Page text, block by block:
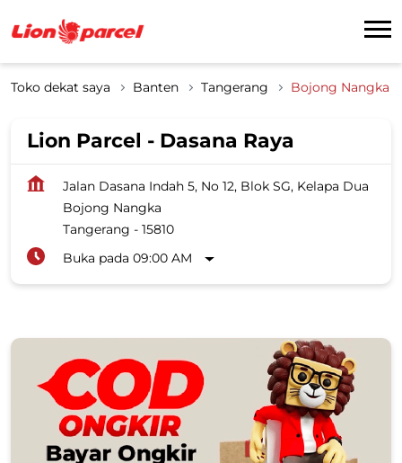
Toko dekat saya Banten Tangerang Bojong Nangka
Lion Parcel - Dasana Raya
Jalan Dasana Indah 5, No 12, Blok SG, Kelapa Dua
Bojong Nangka
Tangerang - 15810
Buka pada 09:00 AM